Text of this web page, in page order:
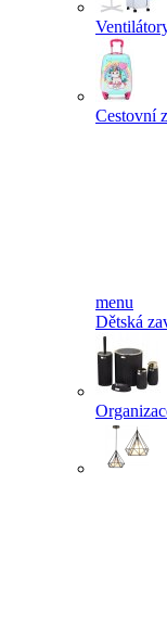
Cestovní
menu
Dětská